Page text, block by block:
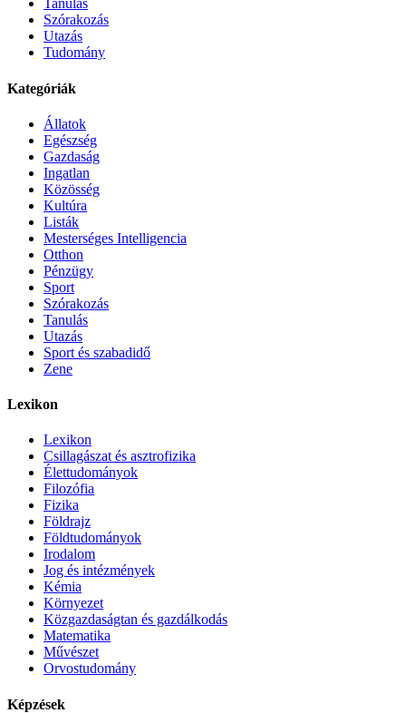
Tanulás
Szórakozás
Utazás
Tudomány
Kategóriák
Állatok
Egészség
Gazdaság
Ingatlan
Közösség
Kultúra
Listák
Mesterséges Intelligencia
Otthon
Pénzügy
Sport
Szórakozás
Tanulás
Utazás
Sport és szabadidő
Zene
Lexikon
Lexikon
Csillagászat és asztrofizika
Élettudományok
Filozófia
Fizika
Földrajz
Földtudományok
Irodalom
Jog és intézmények
Kémia
Környezet
Közgazdaságtan és gazdálkodás
Matematika
Művészet
Orvostudomány
Képzések